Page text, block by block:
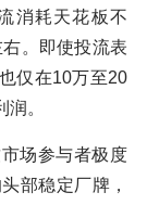
消耗天花板不
。即使投流表
仅在10万至20
。
场参与者极度
部稳定厂牌，